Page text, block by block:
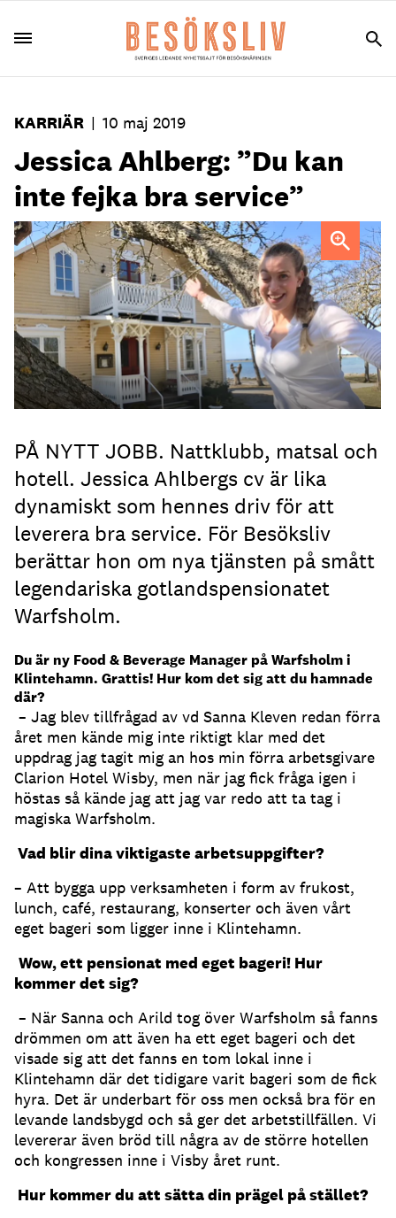
KARRIÄR | 10 maj 2019
Jessica Ahlberg: ”Du kan
inte fejka bra service”
Foto: Warfsholm
PÅ NYTT JOBB. Nattklubb, matsal och
hotell. Jessica Ahlbergs cv är lika
dynamiskt som hennes driv för att
leverera bra service. För Besöksliv
berättar hon om nya tjänsten på smått
legendariska gotlandspensionatet
Warfsholm.
Du är ny Food & Beverage Manager på Warfsholm i
Klintehamn. Grattis! Hur kom det sig att du hamnade
där?
– Jag blev tillfrågad av vd Sanna Kleven redan förra
året men kände mig inte riktigt klar med det
uppdrag jag tagit mig an hos min förra arbetsgivare
Clarion Hotel Wisby, men när jag fick fråga igen i
höstas så kände jag att jag var redo att ta tag i
magiska Warfsholm.
Vad blir dina viktigaste arbetsuppgifter?
– Att bygga upp verksamheten i form av frukost,
lunch, café, restaurang, konserter och även vårt
eget bageri som ligger inne i Klintehamn.
Wow, ett pensionat med eget bageri! Hur
kommer det sig?
– När Sanna och Arild tog över Warfsholm så fanns
drömmen om att även ha ett eget bageri och det
visade sig att det fanns en tom lokal inne i
Klintehamn där det tidigare varit bageri som de fick
hyra. Det är underbart för oss men också bra för en
levande landsbygd och så ger det arbetstillfällen. Vi
levererar även bröd till några av de större hotellen
och kongressen inne i Visby året runt.
Hur kommer du att sätta din prägel på stället?